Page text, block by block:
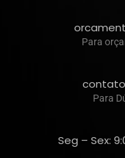
Para
Para
Seg – Sex: